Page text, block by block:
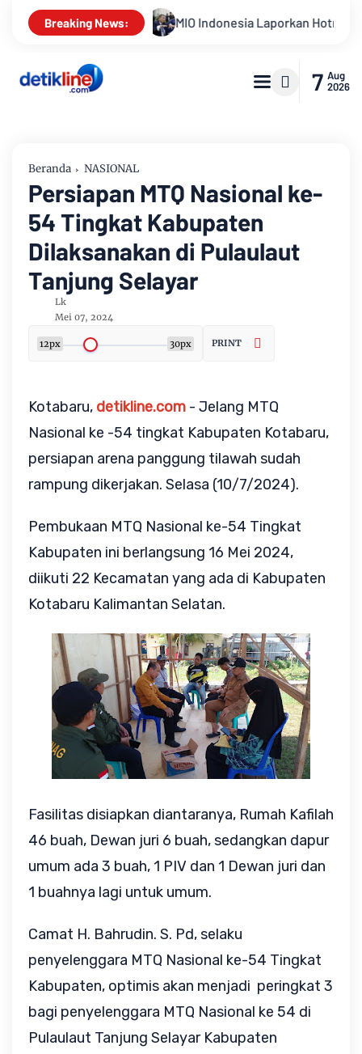
Breaking News:
Indonesia Laporkan Hotman Paris ke Polda Metro Jaya
7 Aug
2026
Beranda NASIONAL
Persiapan MTQ Nasional ke-
54 Tingkat Kabupaten
Dilaksanakan di Pulaulaut
Tanjung Selayar
Lk
Mei 07, 2024
12px 30px PRINT
Kotabaru, detikline.com - Jelang MTQ
Nasional ke -54 tingkat Kabupaten Kotabaru,
persiapan arena panggung tilawah sudah
rampung dikerjakan. Selasa (10/7/2024).
Pembukaan MTQ Nasional ke-54 Tingkat
Kabupaten ini berlangsung 16 Mei 2024,
diikuti 22 Kecamatan yang ada di Kabupaten
Kotabaru Kalimantan Selatan.
Fasilitas disiapkan diantaranya, Rumah Kafilah
46 buah, Dewan juri 6 buah, sedangkan dapur
umum ada 3 buah, 1 PIV dan 1 Dewan juri dan
1 buahnya lagi untuk umum.
Camat H. Bahrudin. S. Pd, selaku
penyelenggara MTQ Nasional ke-54 Tingkat
Kabupaten, optimis akan menjadi peringkat 3
bagi penyelenggara MTQ Nasional ke 54 di
Pulaulaut Tanjung Selayar Kabupaten